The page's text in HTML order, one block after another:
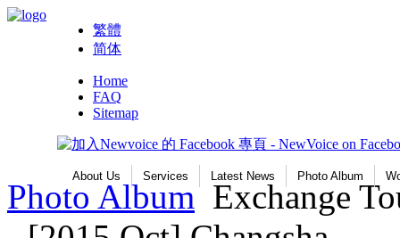
繁體
简体
Home
FAQ
Sitemap
About Us Services Latest News Photo Album
Photo Album Exchange